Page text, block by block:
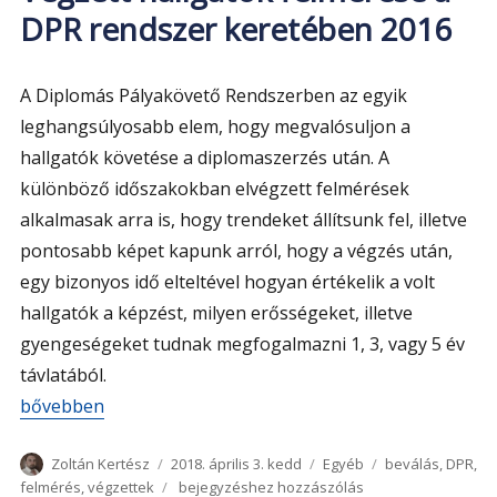
keretében
2017
DPR rendszer keretében 2016
A Diplomás Pályakövető Rendszerben az egyik
leghangsúlyosabb elem, hogy megvalósuljon a
hallgatók követése a diplomaszerzés után. A
különböző időszakokban elvégzett felmérések
alkalmasak arra is, hogy trendeket állítsunk fel, illetve
pontosabb képet kapunk arról, hogy a végzés után,
egy bizonyos idő elteltével hogyan értékelik a volt
hallgatók a képzést, milyen erősségeket, illetve
gyengeségeket tudnak megfogalmazni 1, 3, vagy 5 év
távlatából.
„Végzett hallgatók felmérése a DPR rendszer keretében
bővebben
Szerző
Zoltán Kertész Közzétéve
2018. április 3. kedd Kategória
Egyéb Címke
beválás, DPR,
felmérés,végzettek Végzett
bejegyzéshez hozzászólás